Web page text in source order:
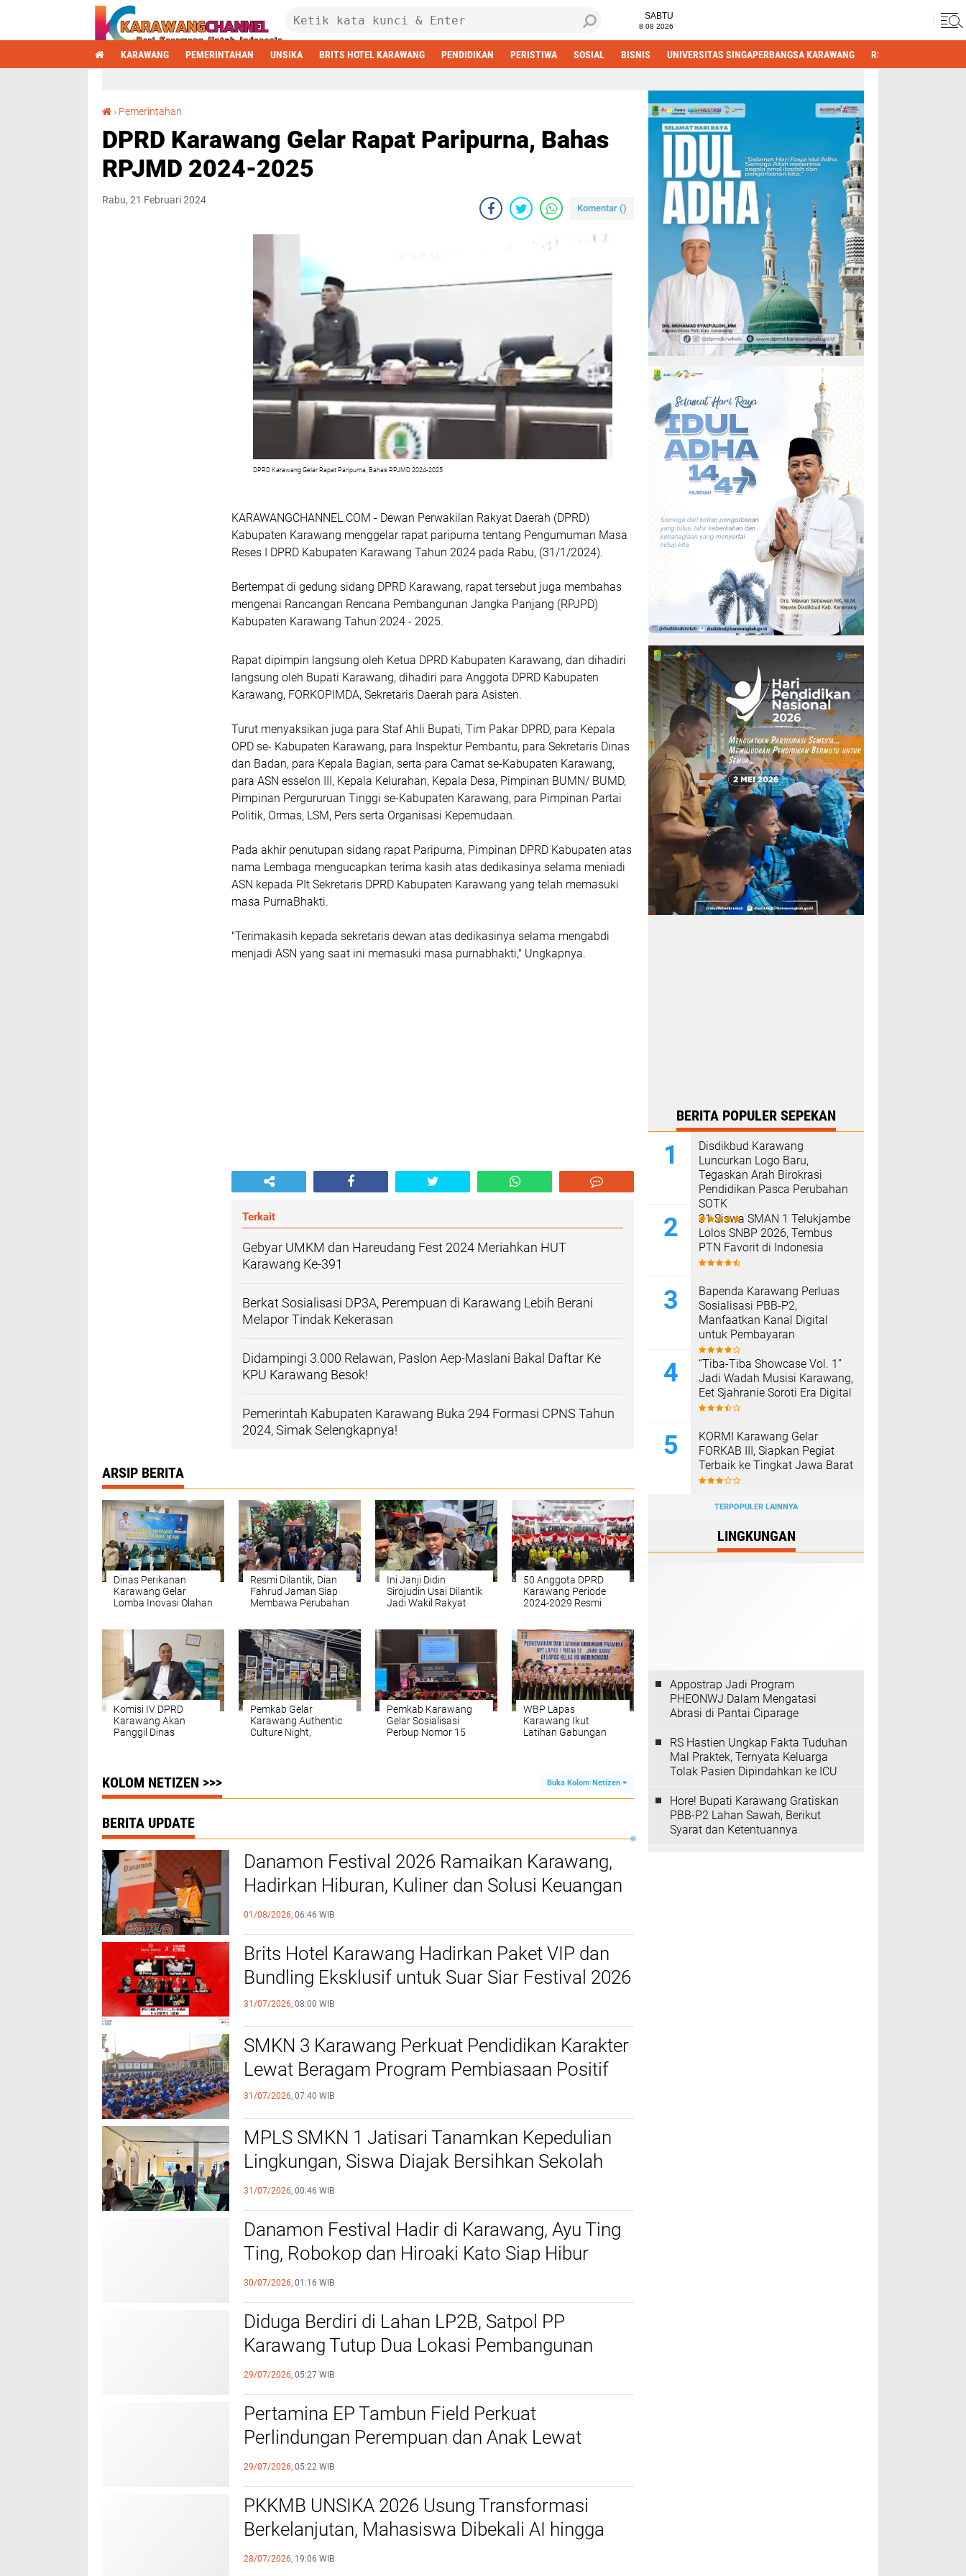
SABTU
8 08 2026
KARAWANG PEMERINTAHAN UNSIKA BRITS HOTEL KARAWANG PENDIDIKAN PERISTIWA SOSIAL BISNIS UNIVERSITAS SINGAPERBANGSA KARAWANG RS HASTIEN
› Pemerintahan
DPRD Karawang Gelar Rapat Paripurna, Bahas
RPJMD 2024-2025
Rabu, 21 Februari 2024
Komentar ()
DPRD Karawang Gelar Rapat Paripurna, Bahas RPJMD 2024-2025
KARAWANGCHANNEL.COM - Dewan Perwakilan Rakyat Daerah (DPRD)
Kabupaten Karawang menggelar rapat paripurna tentang Pengumuman Masa
Reses I DPRD Kabupaten Karawang Tahun 2024 pada Rabu, (31/1/2024).
Bertempat di gedung sidang DPRD Karawang, rapat tersebut juga membahas
mengenai Rancangan Rencana Pembangunan Jangka Panjang (RPJPD)
Kabupaten Karawang Tahun 2024 - 2025.
Rapat dipimpin langsung oleh Ketua DPRD Kabupaten Karawang, dan dihadiri
langsung oleh Bupati Karawang, dihadiri para Anggota DPRD Kabupaten
Karawang, FORKOPIMDA, Sekretaris Daerah para Asisten.
Turut menyaksikan juga para Staf Ahli Bupati, Tim Pakar DPRD, para Kepala
OPD se- Kabupaten Karawang, para Inspektur Pembantu, para Sekretaris Dinas
dan Badan, para Kepala Bagian, serta para Camat se-Kabupaten Karawang,
para ASN esselon III, Kepala Kelurahan, Kepala Desa, Pimpinan BUMN/ BUMD,
Pimpinan Pergururuan Tinggi se-Kabupaten Karawang, para Pimpinan Partai
Politik, Ormas, LSM, Pers serta Organisasi Kepemudaan.
Pada akhir penutupan sidang rapat Paripurna, Pimpinan DPRD Kabupaten atas
nama Lembaga mengucapkan terima kasih atas dedikasinya selama meniadi
ASN kepada PIt Sekretaris DPRD Kabupaten Karawang yang telah memasuki
masa PurnaBhakti.
"Terimakasih kepada sekretaris dewan atas dedikasinya selama mengabdi
menjadi ASN yang saat ini memasuki masa purnabhakti," Ungkapnya.
Terkait
Gebyar UMKM dan Hareudang Fest 2024 Meriahkan HUT
Karawang Ke-391
Berkat Sosialisasi DP3A, Perempuan di Karawang Lebih Berani
Melapor Tindak Kekerasan
Didampingi 3.000 Relawan, Paslon Aep-Maslani Bakal Daftar Ke
KPU Karawang Besok!
Pemerintah Kabupaten Karawang Buka 294 Formasi CPNS Tahun
2024, Simak Selengkapnya!
ARSIP BERITA
Dinas Perikanan
Karawang Gelar
Lomba Inovasi Olahan
Resmi Dilantik, Dian
Fahrud Jaman Siap
Membawa Perubahan
Ini Janji Didin
Sirojudin Usai Dilantik
Jadi Wakil Rakyat
50 Anggota DPRD
Karawang Periode
2024-2029 Resmi
Komisi IV DPRD
Karawang Akan
Panggil Dinas
Pemkab Gelar
Karawang Authentic
Culture Night,
Pemkab Karawang
Gelar Sosialisasi
Perbup Nomor 15
WBP Lapas
Karawang Ikut
Latihan Gabungan
KOLOM NETIZEN >>> Buka Kolom Netizen
BERITA UPDATE
Danamon Festival 2026 Ramaikan Karawang,
Hadirkan Hiburan, Kuliner dan Solusi Keuangan
untuk Masyarakat
01/08/2026, 06:46 WIB
Brits Hotel Karawang Hadirkan Paket VIP dan
Bundling Eksklusif untuk Suar Siar Festival 2026
31/07/2026, 08:00 WIB
SMKN 3 Karawang Perkuat Pendidikan Karakter
Lewat Beragam Program Pembiasaan Positif
31/07/2026, 07:40 WIB
MPLS SMKN 1 Jatisari Tanamkan Kepedulian
Lingkungan, Siswa Diajak Bersihkan Sekolah
hingga Tempat Ibadah
31/07/2026, 00:46 WIB
Danamon Festival Hadir di Karawang, Ayu Ting
Ting, Robokop dan Hiroaki Kato Siap Hibur
Pengunjung
30/07/2026, 01:16 WIB
Diduga Berdiri di Lahan LP2B, Satpol PP
Karawang Tutup Dua Lokasi Pembangunan
Kandang Peternakan Ayam
29/07/2026, 05:27 WIB
Pertamina EP Tambun Field Perkuat
Perlindungan Perempuan dan Anak Lewat
Talkshow Cemerlang Lestari
29/07/2026, 05:22 WIB
PKKMB UNSIKA 2026 Usung Transformasi
Berkelanjutan, Mahasiswa Dibekali AI hingga
Bela Negara
28/07/2026, 19:06 WIB
BERITA POPULER SEPEKAN
Disdikbud Karawang
Luncurkan Logo Baru,
Tegaskan Arah Birokrasi
Pendidikan Pasca Perubahan
SOTK
31 Siswa SMAN 1 Telukjambe
Lolos SNBP 2026, Tembus
PTN Favorit di Indonesia
Bapenda Karawang Perluas
Sosialisasi PBB-P2,
Manfaatkan Kanal Digital
untuk Pembayaran
“Tiba-Tiba Showcase Vol. 1”
Jadi Wadah Musisi Karawang,
Eet Sjahranie Soroti Era Digital
KORMI Karawang Gelar
FORKAB III, Siapkan Pegiat
Terbaik ke Tingkat Jawa Barat
TERPOPULER LAINNYA
LINGKUNGAN
Appostrap Jadi Program
PHEONWJ Dalam Mengatasi
Abrasi di Pantai Ciparage
RS Hastien Ungkap Fakta Tuduhan
Mal Praktek, Ternyata Keluarga
Tolak Pasien Dipindahkan ke ICU
Hore! Bupati Karawang Gratiskan
PBB-P2 Lahan Sawah, Berikut
Syarat dan Ketentuannya